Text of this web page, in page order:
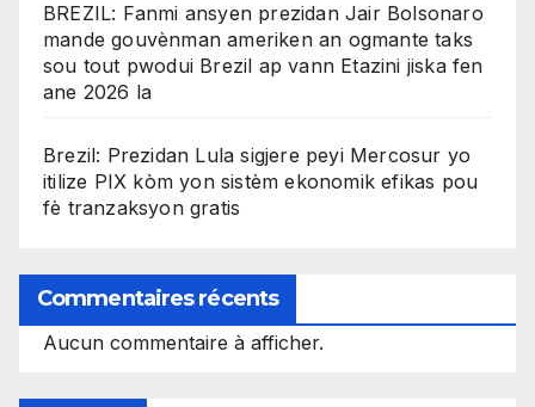
BREZIL: Fanmi ansyen prezidan Jair Bolsonaro
mande gouvènman ameriken an ogmante taks
sou tout pwodui Brezil ap vann Etazini jiska fen
ane 2026 la
Brezil: Prezidan Lula sigjere peyi Mercosur yo
itilize PIX kòm yon sistèm ekonomik efikas pou
fè tranzaksyon gratis
Commentaires récents
Aucun commentaire à afficher.